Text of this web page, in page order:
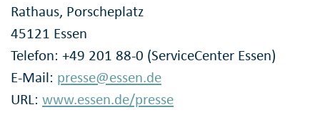
Rathaus, Porscheplatz
45121 Essen
Telefon: +49 201 88-0 (ServiceCenter Essen)
E-Mail: presse@essen.de
URL: www.essen.de/presse